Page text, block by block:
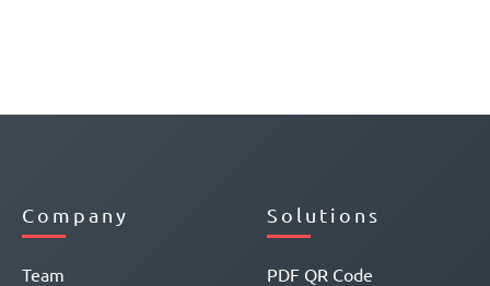
Company
Team
Solutions
PDF QR Code